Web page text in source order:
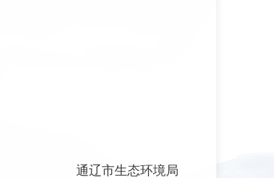
通辽市生态环境局